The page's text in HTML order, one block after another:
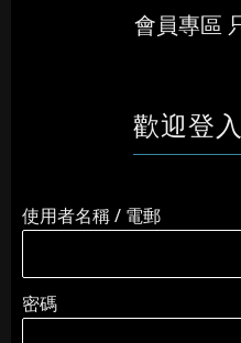
會員專區
歡迎登
使用者名稱 / 電郵
密碼